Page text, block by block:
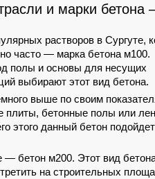
и марки бетона
растворов в Сургуте,
часто — марка бетона м100.
полы и основы для несущих
выбирают этот вид бетона.
выше по своим
плиты, бетонные полы или
этого данный бетон
бетон м200. Этот вид
на строительных